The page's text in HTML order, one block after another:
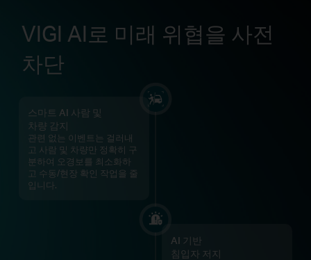
VIGI AI로 미래 위협을 사전
차단
스마트 AI 사람 및
차량 감지
관련 없는 이벤트는 걸러내
고 사람 및 차량만 정확히 구
분하여 오경보를 최소화하
고 수동/현장 확인 작업을 줄
입니다.
AI 기반
침입자 저지